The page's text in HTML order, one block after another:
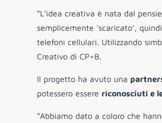
“L’idea creativa è nata dal
semplicemente ‘scaricato’,
telefoni cellulari. Utilizzando
Creativo di CP+B.
Il progetto ha avuto una
potessero essere riconosciuti e
“Abbiamo dato a coloro che